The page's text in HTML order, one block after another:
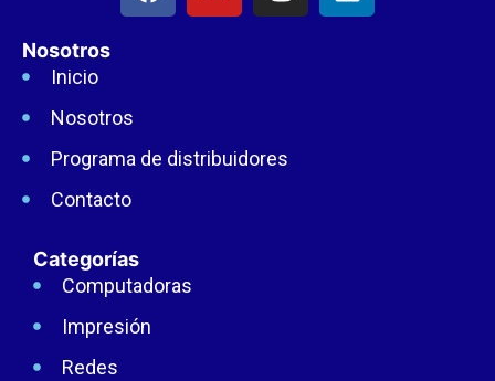
Nosotros
Inicio
Nosotros
Programa de distribuidores
Contacto
Categorías
Computadoras
Impresión
Redes